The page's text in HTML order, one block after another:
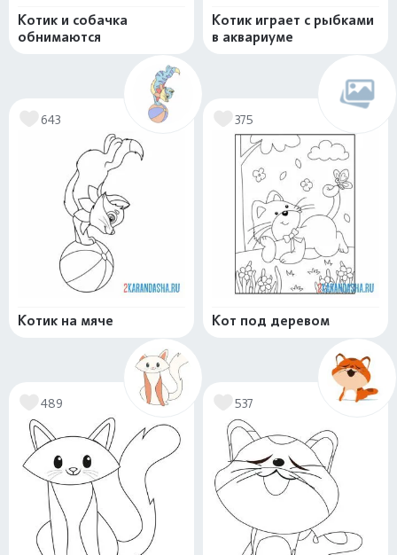
Котик и собачка
обнимаются
Котик играет с рыбками
в аквариуме
643
Котик на мяче
375
Кот под деревом
489 537